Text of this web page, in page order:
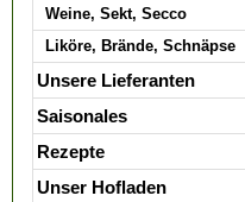
Weine, Sekt, Secco
Liköre, Brände, Schnäpse
Unsere Lieferanten
Saisonales
Rezepte
Unser Hofladen